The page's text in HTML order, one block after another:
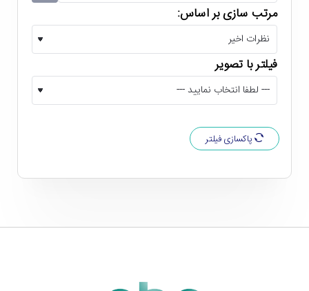
مرتب سازی بر اساس:
فیلتر با تصویر
پاکسازی فیلتر